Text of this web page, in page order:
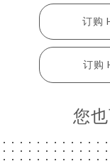
订购
订购
您